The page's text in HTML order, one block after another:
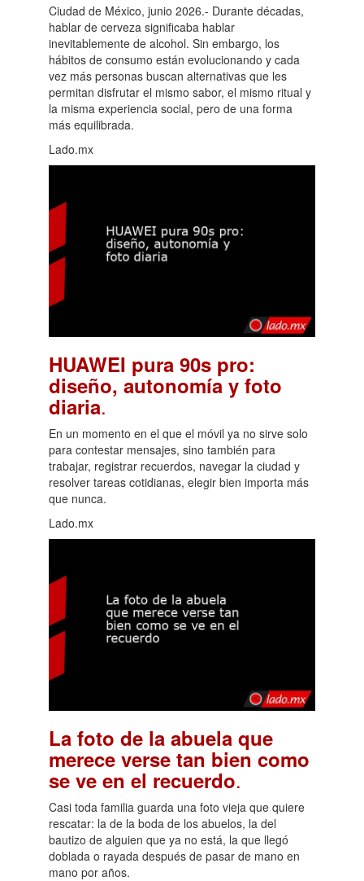
Ciudad de México, junio 2026.- Durante décadas,
hablar de cerveza significaba hablar
inevitablemente de alcohol. Sin embargo, los
hábitos de consumo están evolucionando y cada
vez más personas buscan alternativas que les
permitan disfrutar el mismo sabor, el mismo ritual y
la misma experiencia social, pero de una forma
más equilibrada.
Lado.mx
HUAWEI pura 90s pro:
diseño, autonomía y foto
diaria.
En un momento en el que el móvil ya no sirve solo
para contestar mensajes, sino también para
trabajar, registrar recuerdos, navegar la ciudad y
resolver tareas cotidianas, elegir bien importa más
que nunca.
Lado.mx
La foto de la abuela que
merece verse tan bien como
se ve en el recuerdo.
Casi toda familia guarda una foto vieja que quiere
rescatar: la de la boda de los abuelos, la del
bautizo de alguien que ya no está, la que llegó
doblada o rayada después de pasar de mano en
mano por años.